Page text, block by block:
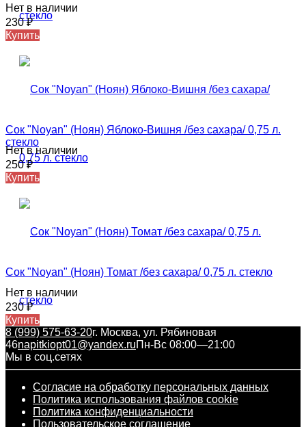
Нет в наличии
230₽
Купить
Сок "Noyan" (Ноян) Яблоко-Вишня /без сахара/ 0,75 л.
стекло
Нет в наличии
250₽
Купить
Сок "Noyan" (Ноян) Томат /без сахара/ 0,75 л. стекло
Нет в наличии
230₽
Купить
8 (999) 575-63-20г. Москва, ул. Рябиновая
46napitkiopt01@yandex.ruПн-Вс 08:00—21:00
Мы в соц.сетях
Согласие на обработку персональных данных
Политика использования файлов cookie
Политика конфиденциальности
Пользовательское соглашение